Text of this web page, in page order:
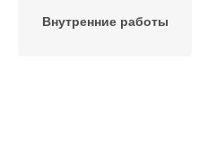
Внутренние работы